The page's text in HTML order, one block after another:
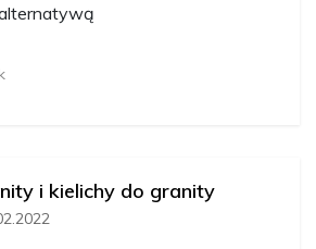
i kielichy do granity